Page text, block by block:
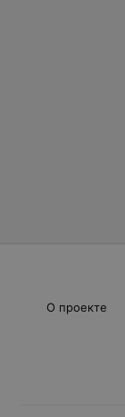
О проекте